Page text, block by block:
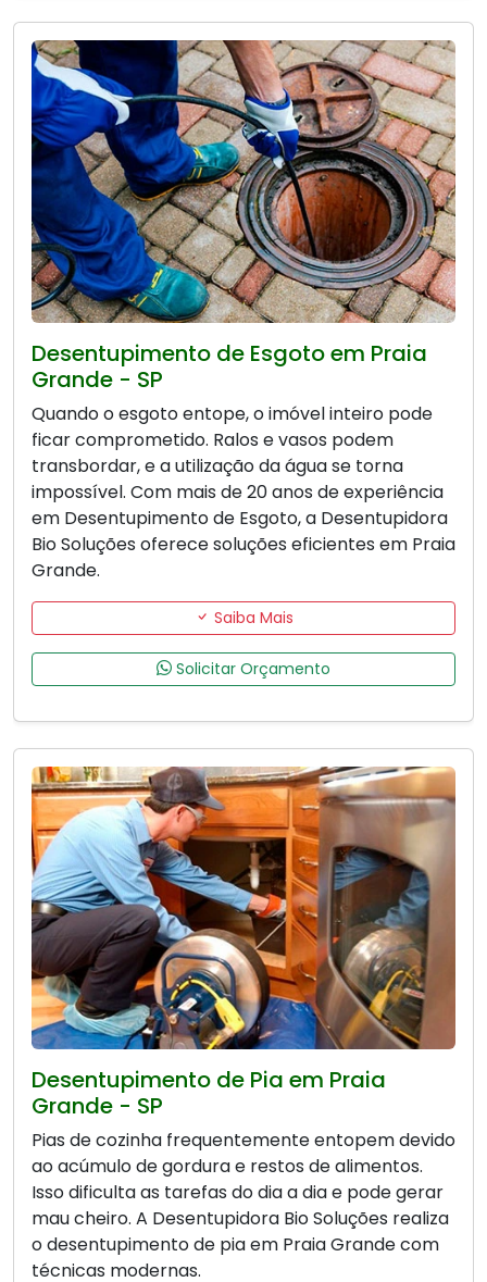
Desentupimento de Esgoto em Praia
Grande - SP
Quando o esgoto entope, o imóvel inteiro pode
ficar comprometido. Ralos e vasos podem
transbordar, e a utilização da água se torna
impossível. Com mais de 20 anos de experiência
em Desentupimento de Esgoto, a Desentupidora
Bio Soluções oferece soluções eficientes em Praia
Grande.
Saiba Mais
Solicitar Orçamento
Desentupimento de Pia em Praia
Grande - SP
Pias de cozinha frequentemente entopem devido
ao acúmulo de gordura e restos de alimentos.
Isso dificulta as tarefas do dia a dia e pode gerar
mau cheiro. A Desentupidora Bio Soluções realiza
o desentupimento de pia em Praia Grande com
técnicas modernas.